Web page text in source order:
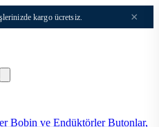
kargo ücretsiz. ×
Bobin ve EndüktörlerButonlar,